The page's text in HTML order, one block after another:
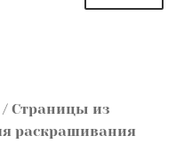
/ Страницы из
раскрашивания